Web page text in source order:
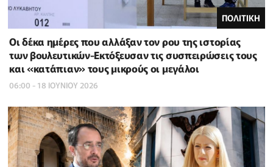
ΠΟΛΙΤΙΚΗ
Οι δέκα ημέρες που αλλάξαν τον ρου της ιστορίας
των βουλευτικών-Εκτόξευσαν τις συσπειρώσεις τους
και «κατάπιαν» τους μικρούς οι μεγάλοι
06:00 - 18 ΙΟΥΝΙΟΥ 2026